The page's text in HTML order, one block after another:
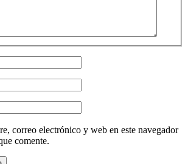
correo electrónico y web en este navegador
comente.